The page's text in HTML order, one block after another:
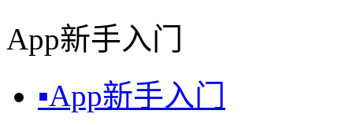
App新手入门
▪App新手入门